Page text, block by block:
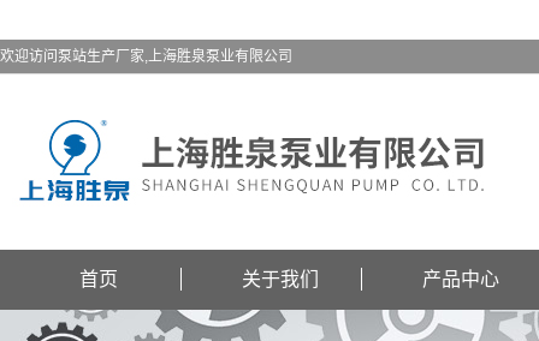
欢迎访问泵站生产厂家,上海胜泉泵业有限公司
首页 关于我们 产品中心